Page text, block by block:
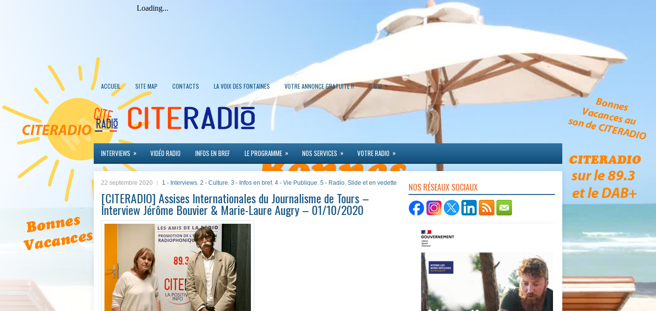
ACCUEIL SITE MAP CONTACTS LA VOIX DES FONTAINES VOTRE ANNONCE GRATUITE !! C.G.U. »
INTERVIEWS » VIDÉO RADIO INFOS EN BREF LE PROGRAMME » NOS SERVICES » VOTRE RADIO »
22 septembre 2020 1 - Interviews, 2 - Culture, 3 - Infos en bref, 4 - Vie Publique, 5 - Radio, Slide et en vedette
[CITERADIO] Assises Internationales du Journalisme de Tours –
Interview Jérôme Bouvier & Marie-Laure Augry – 01/10/2020
NOS RÉSEAUX SOCIAUX